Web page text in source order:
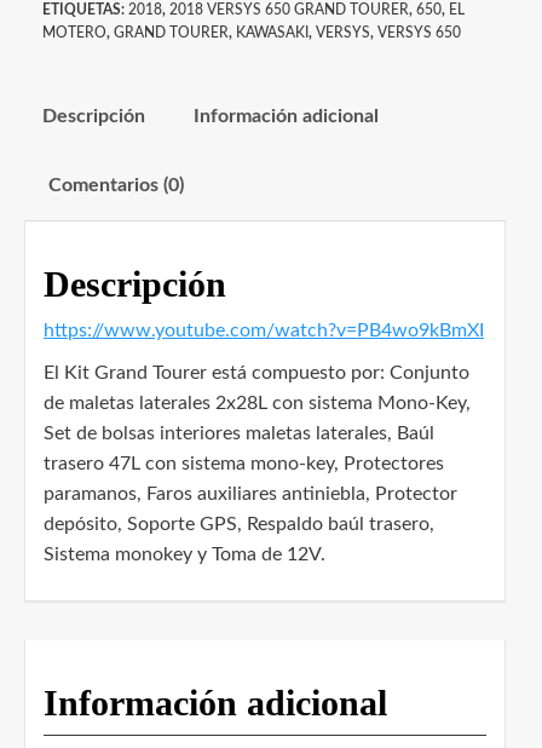
ETIQUETAS: 2018, 2018 VERSYS 650 GRAND TOURER, 650, EL
MOTERO, GRAND TOURER, KAWASAKI , VERSYS, VERSYS 650
Descripción Información adicional
Comentarios (0)
Descripción
https://www.youtube.com/watch?v=PB4wo9kBmXI
El Kit Grand Tourer está compuesto por: Conjunto
de maletas laterales 2x28L con sistema Mono-Key,
Set de bolsas interiores maletas laterales, Baúl
trasero 47L con sistema mono-key, Protectores
paramanos, Faros auxiliares antiniebla, Protector
depósito, Soporte GPS, Respaldo baúl trasero,
Sistema monokey y Toma de 12V.
Información adicional